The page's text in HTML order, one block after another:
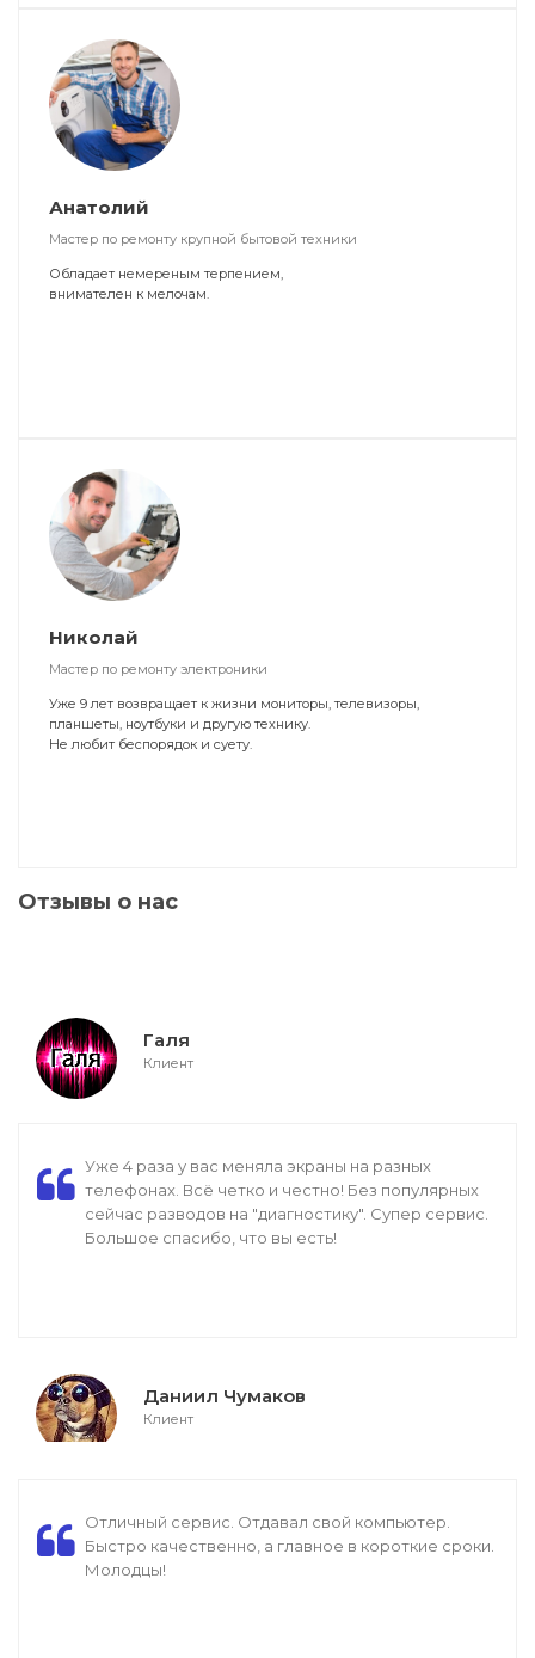
Анатолий
Мастер по ремонту крупной бытовой техники
Обладает немереным терпением,
внимателен к мелочам.
Николай
Мастер по ремонту электроники
Уже 9 лет возвращает к жизни мониторы, телевизоры,
планшеты, ноутбуки и другую технику.
Не любит беспорядок и суету.
Отзывы о нас
Галя
Клиент
Уже 4 раза у вас меняла экраны на разных
телефонах. Всё четко и честно! Без популярных
сейчас разводов на "диагностику". Супер сервис.
Большое спасибо, что вы есть!
Даниил Чумаков
Клиент
Отличный сервис. Отдавал свой компьютер.
Быстро качественно, а главное в короткие сроки.
Молодцы!